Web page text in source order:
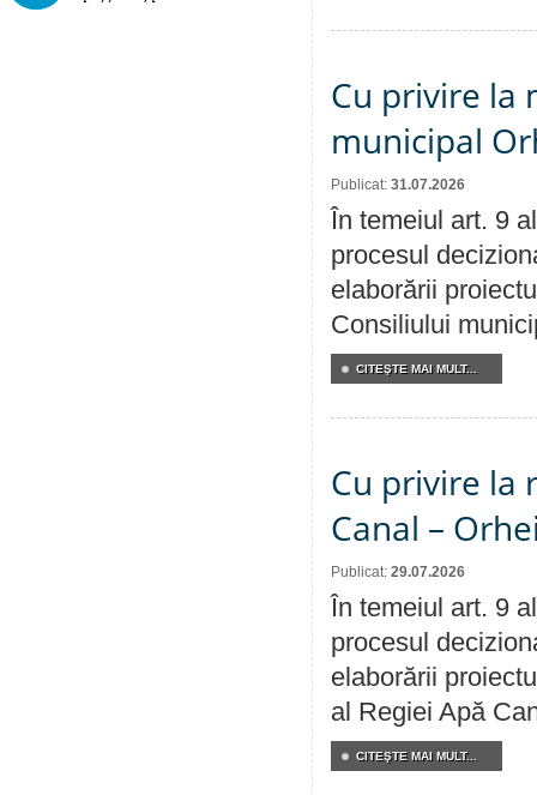
Cu privire la
municipal
Publicat: 31.07.2026
În temeiul art. 9
procesul
elaborării
Consiliului
CITEŞTE MAI MULT...
Cu privire la
Canal –
Publicat: 29.07.2026
În temeiul art. 9
procesul
elaborării
al Regiei Apă
CITEŞTE MAI MULT...